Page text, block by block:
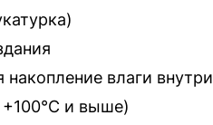
влаги внутри
и выше)